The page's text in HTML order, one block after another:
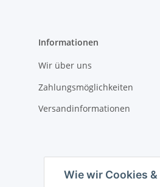
Wie wir Cookies
Informationen
Wir über uns
Zahlungsmöglichkeiten
Versandinformationen